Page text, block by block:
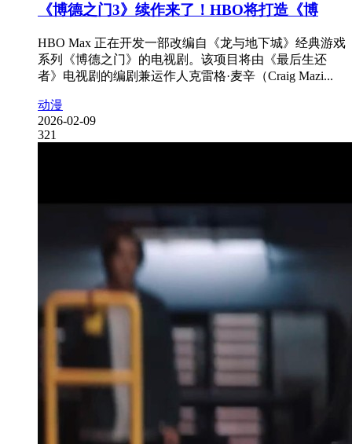
《博德之门3》续作来了！HBO将打造《博
HBO Max 正在开发一部改编自《龙与地下城》经典游戏
系列《博德之门》的电视剧。该项目将由《最后生还
者》电视剧的编剧兼运作人克雷格·麦辛（Craig Mazi...
动漫
2026-02-09
321